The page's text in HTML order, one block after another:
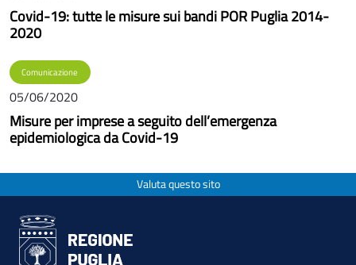
Covid-19: tutte le misure sui bandi POR Puglia 2014-
2020
Comunicazione
05/06/2020
Misure per imprese a seguito dell’emergenza
epidemiologica da Covid-19
Valuta questo sito